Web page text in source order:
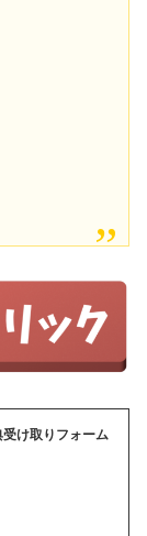
け取りフォーム